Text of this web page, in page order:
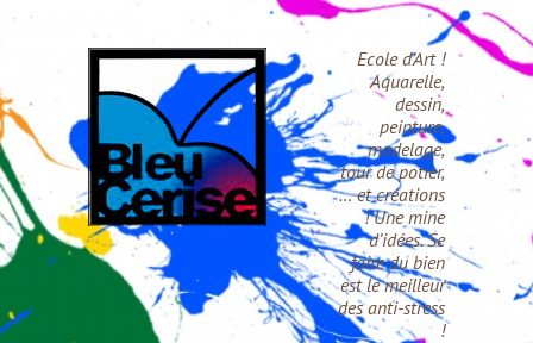
Ecole d’Art !
Aquarelle,
dessin,
peinture,
modelage,
tour de potier,
… et créations
! Une mine
d’idées. Se
faire du bien
est le meilleur
des anti-stress
!